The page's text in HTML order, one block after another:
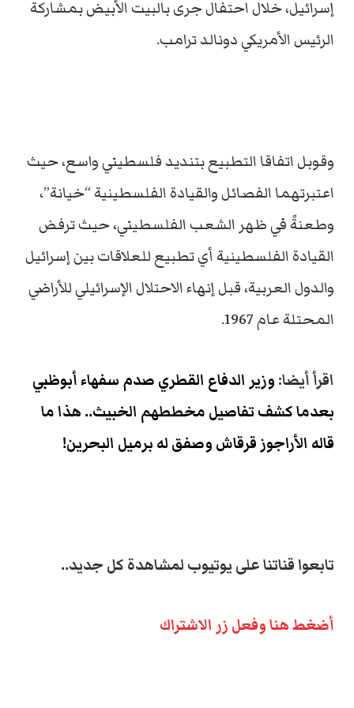
إسرائيل، خلال احتفال جرى بالبيت الأبيض بمشاركة
الرئيس الأمريكي دونالد ترامب.
وقوبل اتفاقا التطبيع بتنديد فلسطيني واسع، حيث
اعتبرتهما الفصائل والقيادة الفلسطينية “خيانة”،
وطعنةً في ظهر الشعب الفلسطيني، حيث ترفض
القيادة الفلسطينية أي تطبيع للعلاقات بين إسرائيل
والدول العربية، قبل إنهاء الاحتلال الإسرائيلي للأراضي
المحتلة عام 1967.
اقرأ أيضا: وزير الدفاع القطري صدم سفهاء أبوظبي
بعدما كشف تفاصيل مخططهم الخبيث.. هذا ما
قاله الأراجوز قرقاش وصفق له برميل البحرين!
تابعوا قناتنا على يوتيوب لمشاهدة كل جديد..
أضغط هنا وفعل زر الاشتراك